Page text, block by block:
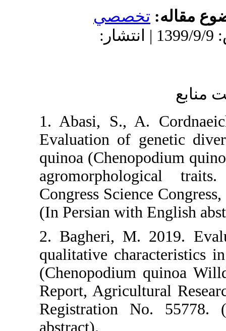
9/9 | انتشار:
1. Abasi,
Evaluation
quinoa
Congress
(In Persian
2.
qualitative
Report,